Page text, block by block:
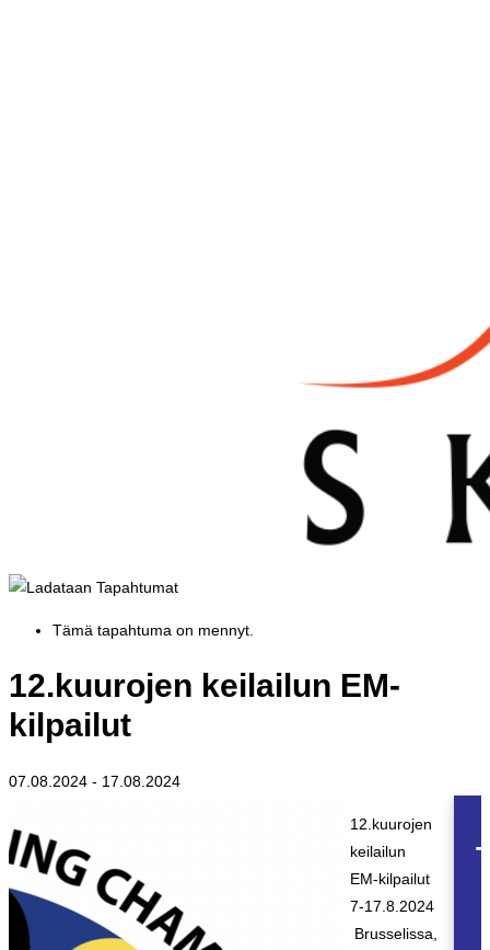
Tämä tapahtuma on mennyt.
12.kuurojen keilailun EM-
kilpailut
07.08.2024 - 17.08.2024
12.kuurojen
keilailun
EM-kilpailut
7-17.8.2024
Brusselissa,